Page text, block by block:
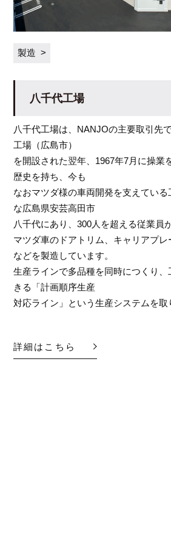
製造
八千代工場
八千代工場は、NANJOの主要取引先
工場（広島市）
を開設された翌年、1967年7月に操業
歴史を持ち、今も
なおマツダ様の車両開発を支えてい
な広島県安芸高田市
八千代にあり、300人を超える従業員
マツダ車のドアトリム、キャリアプ
などを製造しています。
生産ラインで多品種を同時につくり
きる「計画順序生産
対応ライン」という生産システムを取
詳細はこちら